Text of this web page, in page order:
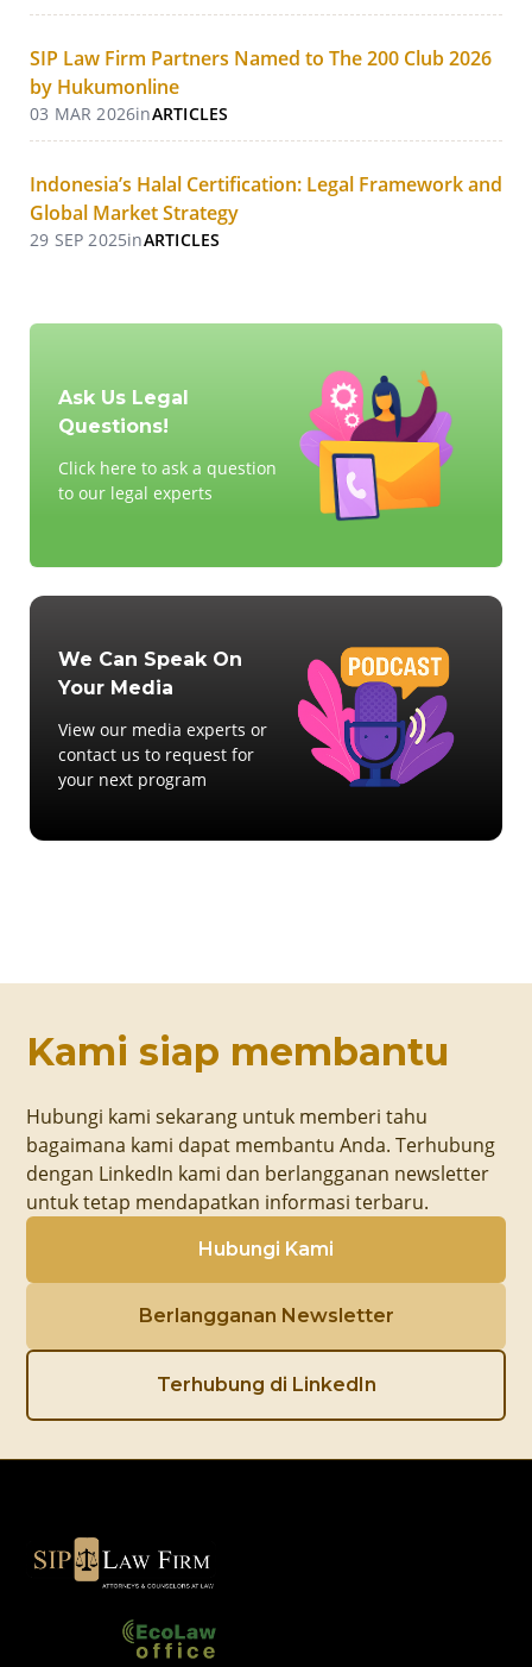
SIP Law Firm Partners Named to The 200 Club 2026
by Hukumonline
03 MAR 2026inARTICLES
Indonesia’s Halal Certification: Legal Framework and
Global Market Strategy
29 SEP 2025inARTICLES
Ask Us Legal
Questions!
Click here to ask a question
to our legal experts
We Can Speak On
Your Media
View our media experts or
contact us to request for
your next program
Kami siap membantu
Hubungi kami sekarang untuk memberi tahu
bagaimana kami dapat membantu Anda. Terhubung
dengan LinkedIn kami dan berlangganan newsletter
untuk tetap mendapatkan informasi terbaru.
Hubungi Kami
Berlangganan Newsletter
Terhubung di LinkedIn